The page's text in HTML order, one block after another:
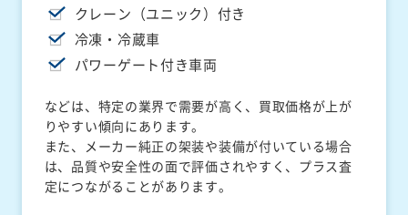
クレーン（ユニック）付き
冷凍・冷蔵車
パワーゲート付き車両
などは、特定の業界で需要が高く、買取価格が上が
りやすい傾向にあります。
また、メーカー純正の架装や装備が付いている場合
は、品質や安全性の面で評価されやすく、プラス査
定につながることがあります。